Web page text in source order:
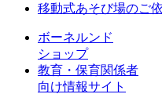
移動式あそび場のご
ボーネルンド
ショップ
教育・保育関係者
向け情報サイト